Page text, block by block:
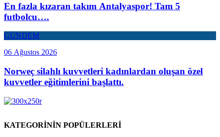
En fazla kızaran takım Antalyaspor! Tam 5
futbolcu….
GÜNDEM
06 Ağustos 2026
Norweç silahlı kuvvetleri kadınlardan oluşan özel
kuvvetler eğitimlerini başlattı.
KATEGORİNİN POPÜLERLERİ